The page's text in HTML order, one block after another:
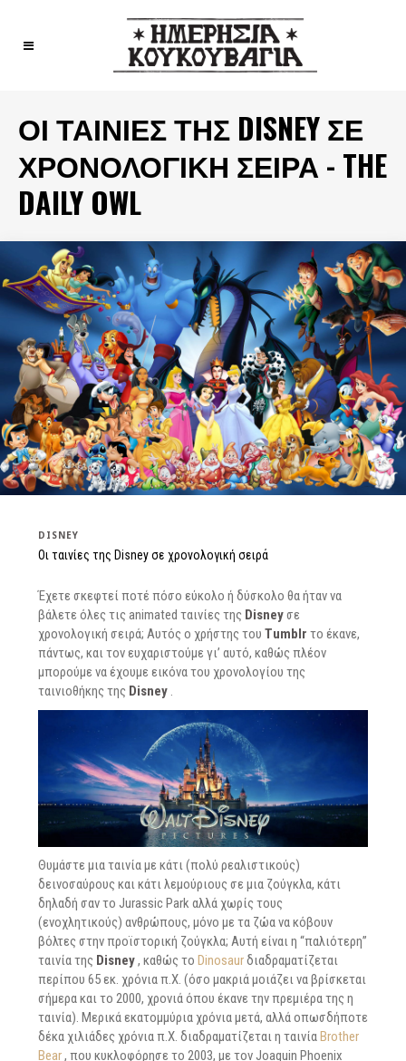
ΟΙ ΤΑΙΝΊΕΣ ΤΗΣ DISNEY ΣΕ
ΧΡΟΝΟΛΟΓΙΚΉ ΣΕΙΡΆ - THE
DAILY OWL
DISNEY
Οι ταινίες της Disney σε χρονολογική σειρά
Έχετε σκεφτεί ποτέ πόσο εύκολο ή δύσκολο θα ήταν να
βάλετε όλες τις animated ταινίες της Disneyσε
χρονολογική σειρά; Αυτός ο χρήστης του Tumblr το έκανε,
πάντως, και τον ευχαριστούμε γι’ αυτό, καθώς πλέον
μπορούμε να έχουμε εικόνα του χρονολογίου της
ταινιοθήκης της Disney .
Θυμάστε μια ταινία με κάτι (πολύ ρεαλιστικούς)
δεινοσαύρους και κάτι λεμούριους σε μια ζούγκλα, κάτι
δηλαδή σαν το Jurassic Park αλλά χωρίς τους
(ενοχλητικούς) ανθρώπους, μόνο με τα ζώα να κόβουν
βόλτες στην προϊστορική ζούγκλα; Αυτή είναι η “παλιότερη”
ταινία της Disney, καθώς το Dinosaurδιαδραματίζεται
περίπου 65 εκ. χρόνια π.Χ. (όσο μακριά μοιάζει να βρίσκεται
σήμερα και το 2000, χρονιά όπου έκανε την πρεμιέρα της η
ταινία). Μερικά εκατομμύρια χρόνια μετά, αλλά οπωσδήποτε
δέκα χιλιάδες χρόνια π.Χ. διαδραματίζεται η ταινίαBrother
Bear, που κυκλοφόρησε το 2003, με τον Joaquin Phoenix